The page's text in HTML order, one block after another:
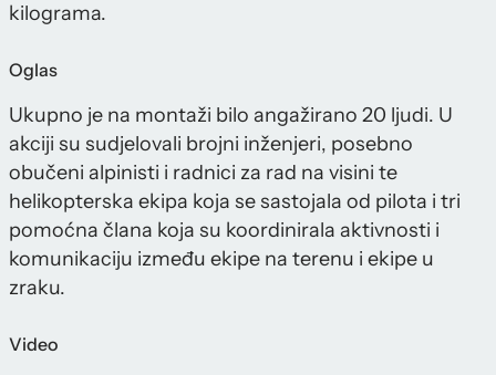
kilograma.
Oglas
Ukupno je na montaži bilo angažirano 20 ljudi. U
akciji su sudjelovali brojni inženjeri, posebno
obučeni alpinisti i radnici za rad na visini te
helikopterska ekipa koja se sastojala od pilota i tri
pomoćna člana koja su koordinirala aktivnosti i
komunikaciju između ekipe na terenu i ekipe u
zraku.
Video